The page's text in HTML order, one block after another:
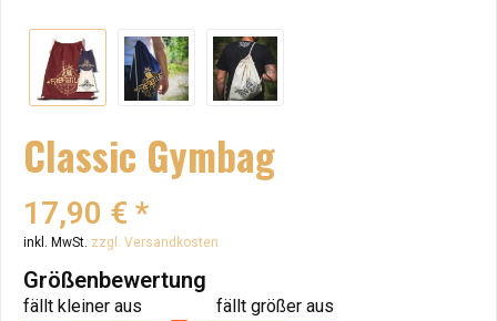
Classic Gymbag
17,90 € *
inkl. MwSt. zzgl. Versandkosten
Größenbewertung
fällt größer aus
fällt kleiner aus